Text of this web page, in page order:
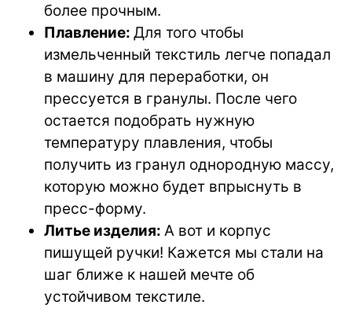
более прочным.
Плавление: Для того чтобы
измельченный текстиль легче попадал
в машину для переработки, он
прессуется в гранулы. После чего
остается подобрать нужную
температуру плавления, чтобы
получить из гранул однородную массу,
которую можно будет впрыснуть в
пресс-форму.
Литье изделия: А вот и корпус
пишущей ручки! Кажется мы стали на
шаг ближе к нашей мечте об
устойчивом текстиле.